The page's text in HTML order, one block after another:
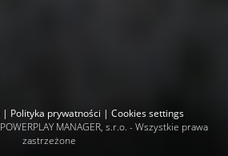
| Polityka prywatności | Cookies settings
POWERPLAY MANAGER, s.r.o. - Wszystkie prawa
zastrzeżone